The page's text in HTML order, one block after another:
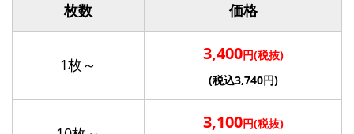
枚数 価格
1枚～
3,400円(税抜)
(税込3,740円)
3,100円(税抜)